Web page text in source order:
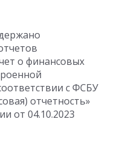
о финансовых
с ФСБУ
отчетность»
от 04.10.2023